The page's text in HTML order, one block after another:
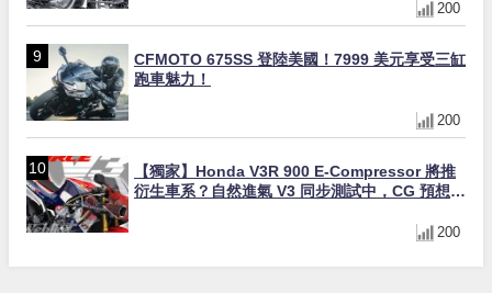
200
CFMOTO 675SS 登陸美國！7999 美元享受三缸
跑車魅力！
200
【獨家】Honda V3R 900 E-Compressor 將推
衍生車系？自然進氣 V3 同步測試中，CG 預想曝
200